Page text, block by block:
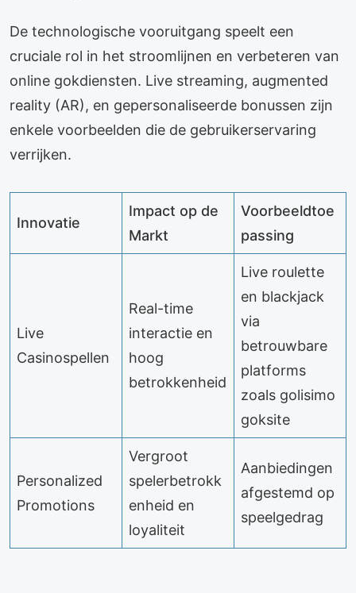
De technologische vooruitgang speelt een
cruciale rol in het stroomlijnen en verbeteren van
online gokdiensten. Live streaming, augmented
reality (AR), en gepersonaliseerde bonussen zijn
enkele voorbeelden die de gebruikerservaring
verrijken.
Innovatie
Impact op de
Markt
Voorbeeldtoe
passing
Live
Casinospellen
Real-time
interactie en
hoog
betrokkenheid
Live roulette
en blackjack
via
betrouwbare
platforms
zoals golisimo
goksite
Personalized
Promotions
Vergroot
spelerbetrokk
enheid en
loyaliteit
Aanbiedingen
afgestemd op
speelgedrag